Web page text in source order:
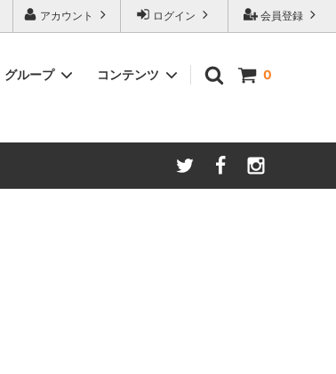
会員登録
ログイン
アカウント
0
手動ミル
アイスコーヒー
グループ
Kalita/カリタ
コンテンツ